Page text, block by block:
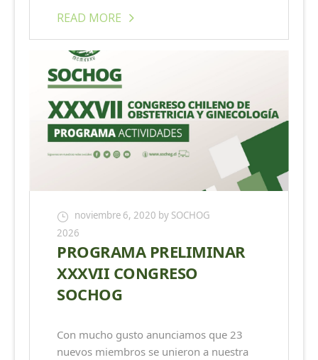
READ MORE
noviembre 6, 2020 by SOCHOG
2026
PROGRAMA PRELIMINAR
XXXVII CONGRESO
SOCHOG
Con mucho gusto anunciamos que 23
nuevos miembros se unieron a nuestra